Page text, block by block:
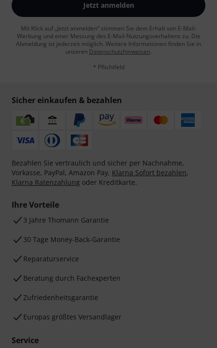
Jetzt anmelden
Mit Klick auf „Jetzt anmelden“ stimmen Sie dem Erhalt von E-Mail-
Werbung und einer Messung des E-Mail-Nutzungsverhaltens zu. Die
Abmeldung ist jederzeit möglich. Weitere Informationen finden Sie in
unseren Datenschutzhinweisen.
* Pflichtfeld
Sicher einkaufen & bezahlen
Bezahlen Sie vertraulich und sicher per Nachnahme,
Vorkasse, PayPal, Amazon Pay, Klarna Sofort bezahlen,
Klarna Ratenzahlung oder Kreditkarte.
Ihre Vorteile
3 Jahre Thomann Garantie
30 Tage Money-Back-Garantie
Reparaturservice
Beratung durch Fachexperten
Zufriedenheitsgarantie
Europas größtes Versandlager
Service